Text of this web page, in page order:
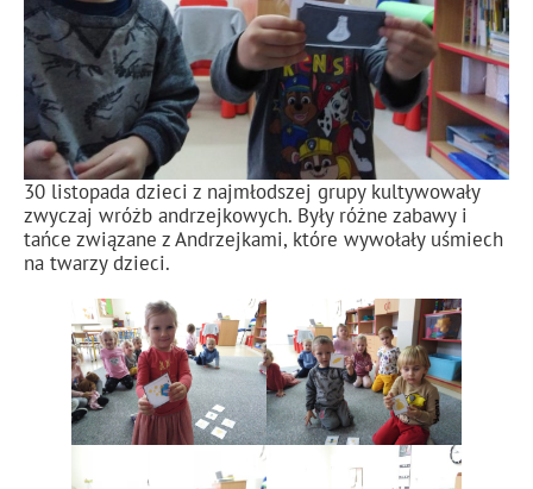
30 listopada dzieci z najmłodszej grupy kultywowały
zwyczaj wróżb andrzejkowych. Były różne zabawy i
tańce związane z Andrzejkami, które wywołały uśmiech
na twarzy dzieci.